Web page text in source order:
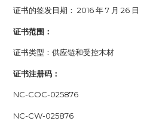
证书的签发日期： 2016 年 7 月 26 日
证书范围 ：
证书类型：供应链和受控木材
证书注册码 ：
NC-COC-025876
NC-CW-025876